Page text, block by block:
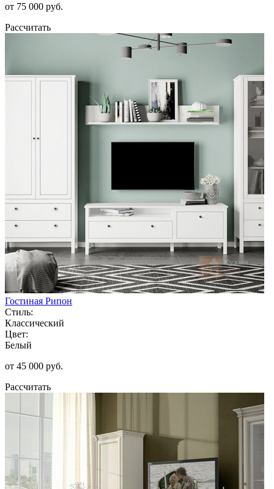
от 75 000 руб.
Рассчитать
Гостиная Рипон
Стиль:
Классический
Цвет:
Белый
от 45 000 руб.
Рассчитать